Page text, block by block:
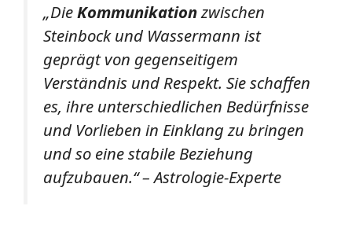
„DieKommunikationzwischen
Steinbock und Wassermann ist
geprägt von gegenseitigem
Verständnis und Respekt. Sie schaffen
es, ihre unterschiedlichen Bedürfnisse
und Vorlieben in Einklang zu bringen
und so eine stabile Beziehung
aufzubauen.“ – Astrologie-Experte